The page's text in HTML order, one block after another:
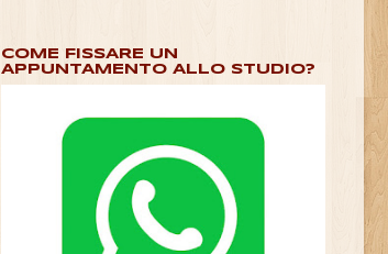
COME FISSARE UN
APPUNTAMENTO ALLO STUDIO?